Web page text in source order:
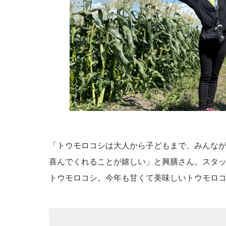
「トウモロコシは大人から子どもまで、みん
喜んでくれることが嬉しい」と興膳さん。スタ
トウモロコシ。今年も甘くて美味しいトウモロ